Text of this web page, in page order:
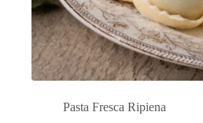
Pasta Fresca Ripiena